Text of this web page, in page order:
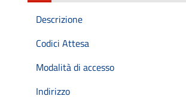
Descrizione
Codici Attesa
Modalità di accesso
Indirizzo